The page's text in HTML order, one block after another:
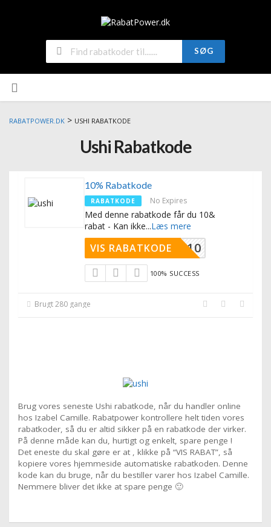
SØG
RABATPOWER.DK > USHI RABATKODE
Ushi Rabatkode
10% Rabatkode
RABATKODE No Expires
Med denne rabatkode får du 10&
rabat - Kan ikke...Læs mere
TAK10
VIS RABATKODE
100% SUCCESS
Brugt 280 gange
Brug vores seneste Ushi rabatkode, når du handler online
hos Izabel Camille. Rabatpower kontrollere helt tiden vores
rabatkoder, så du er altid sikker på en rabatkode der virker.
På denne måde kan du, hurtigt og enkelt, spare penge !
Det eneste du skal gøre er at , klikke på “VIS RABAT”, så
kopiere vores hjemmeside automatiske rabatkoden. Denne
kode kan du bruge, når du bestiller varer hos Izabel Camille.
Nemmere bliver det ikke at spare penge 🙂